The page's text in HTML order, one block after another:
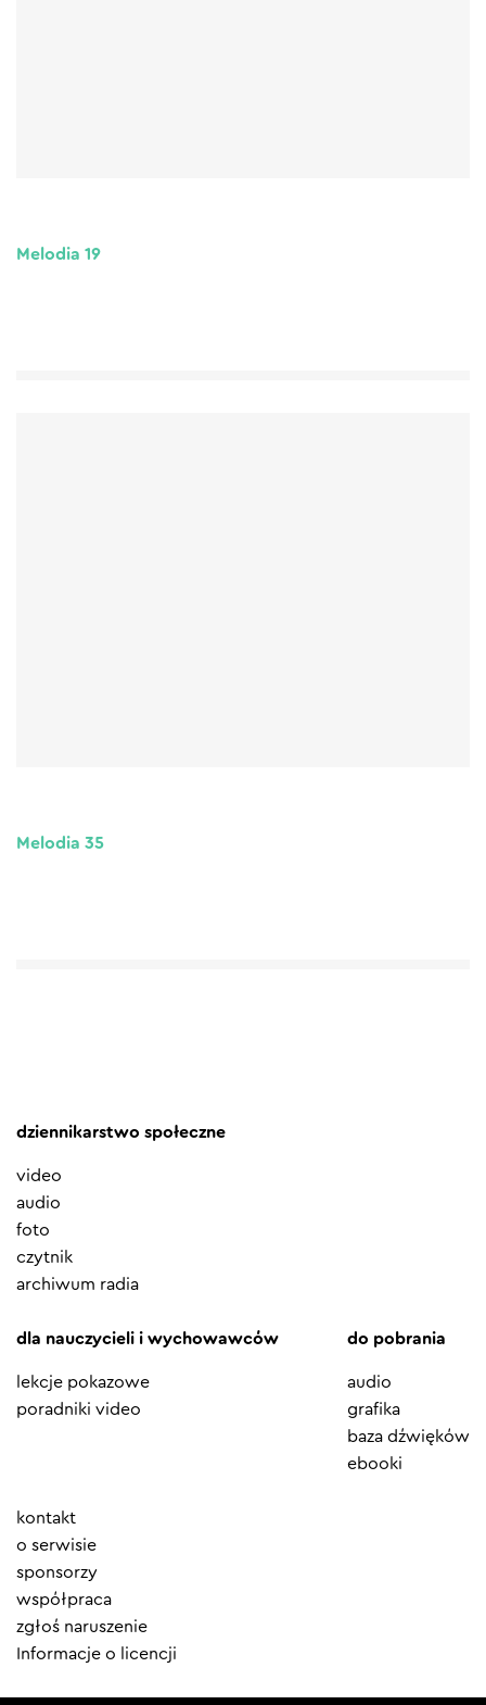
Melodia 19
Melodia 35
dziennikarstwo społeczne
video
audio
foto
czytnik
archiwum radia
dla nauczycieli i wychowawców
lekcje pokazowe
poradniki video
do pobrania
audio
grafika
baza dźwięków
ebooki
Element
menu
kontakt
o serwisie
sponsorzy
współpraca
zgłoś naruszenie
Informacje o licencji